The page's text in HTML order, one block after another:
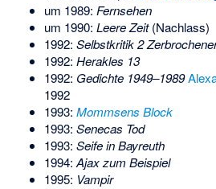
um 1989: Fernsehen
um 1990: Leere Zeit(Nachlass)
1992: Selbstkritik 2
1992: Herakles 13
1992: Gedichte 1949–1989
1992
1993: Mommsens Block
1993: Senecas Tod
1993: Seife in Bayreuth
1994: Ajax zum Beispiel
1995: Vampir